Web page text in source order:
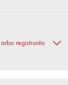
arba registruotis